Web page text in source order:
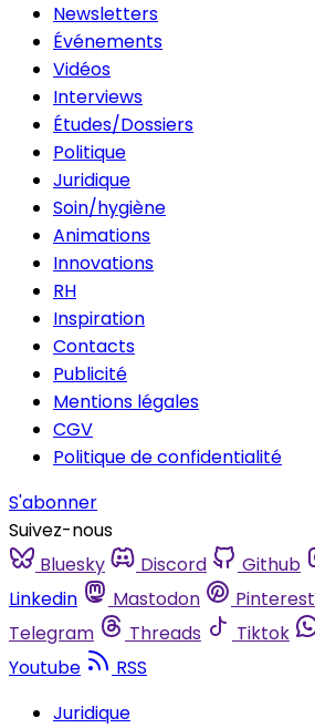
Newsletters
Événements
Vidéos
Interviews
Études/Dossiers
Politique
Juridique
Soin/hygiène
Animations
Innovations
RH
Inspiration
Contacts
Publicité
Mentions légales
CGV
Politique de confidentialité
S'abonner
Suivez-nous
Bluesky
Discord Github
Linkedin
Mastodon Pinterest
Telegram
Threads Tiktok
Youtube
RSS
Juridique